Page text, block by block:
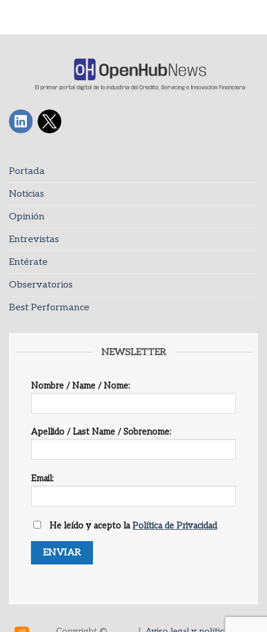
Portada
Noticias
Opinión
Entrevistas
Entérate
Observatorios
Best Performance
NEWSLETTER
Nombre / Name / Nome:
Apellido / Last Name / Sobrenome:
Email:
He leído y acepto laPolítica de Privacidad